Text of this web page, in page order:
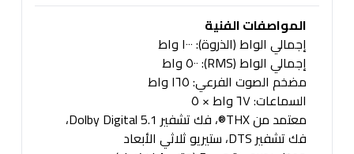
المواصفات الفنية
إجمالي الواط (الذروة): ١٠٠٠ واط
إجمالي الواط (RMS): ٥٠٠ واط
مضخم الصوت الفرعي: ١٦٥ واط
السماعات: ٦٧ واط × ٥
معتمد من THX®، فك تشفير Dolby Digital 5.1،
فك تشفير DTS، ستيريو ثلاثي الأبعاد